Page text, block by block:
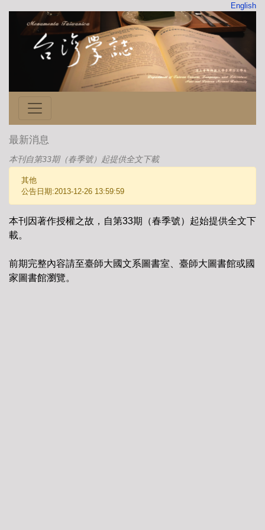
English
最新消息
本刊自第33期（春季號）起提供全文下載
其他
公告日期:2013-12-26 13:59:59
本刊因著作授權之故，自第33期（春季號）起始提供全文下
載。
前期完整內容請至臺師大國文系圖書室、臺師大圖書館或國
家圖書館瀏覽。